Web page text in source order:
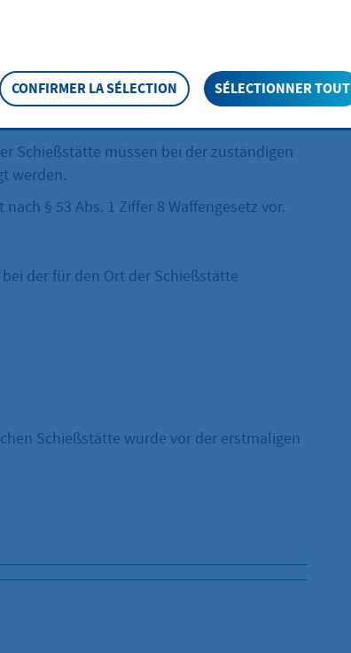
Schießstätte müssen bei der zuständigen
werden.
§ 53 Abs. 1 Ziffer 8 Waffengesetz vor.
der für den Ort der Schießstätte
Schießstätte wurde vor der erstmaligen
CONFIRMER LA SÉLECTION SÉLECTIONNER TOUT